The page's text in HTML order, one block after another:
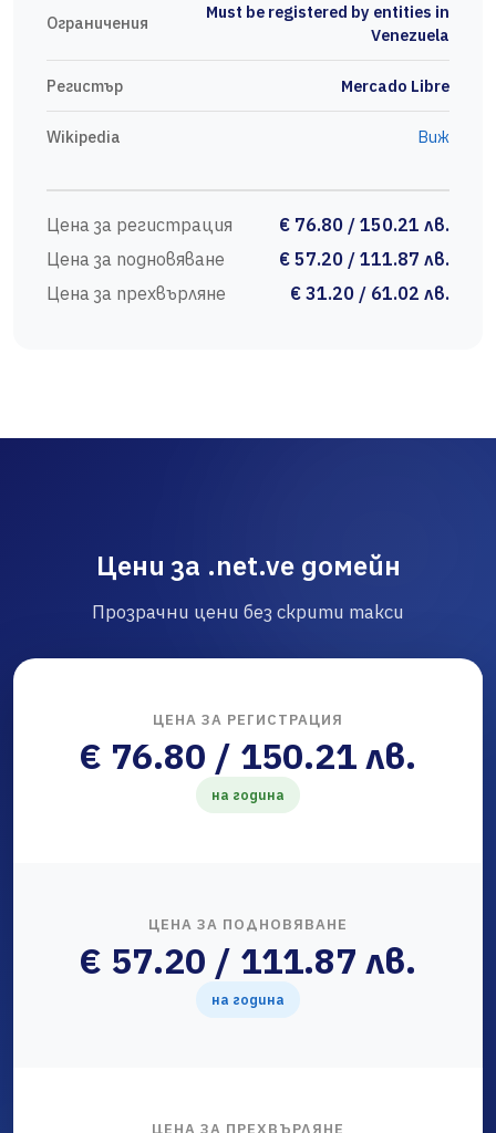
Ограничения
Must be registered by entities in
Venezuela
Регистър Mercado Libre
Wikipedia Виж
Цена за регистрация
€ 76.80 / 150.21 лв.
Цена за подновяване
€ 57.20 / 111.87 лв.
Цена за прехвърляне
€ 31.20 / 61.02 лв.
Цени за .net.ve домейн
Прозрачни цени без скрити такси
ЦЕНА ЗА РЕГИСТРАЦИЯ
€ 76.80 / 150.21 лв.
на година
ЦЕНА ЗА ПОДНОВЯВАНЕ
€ 57.20 / 111.87 лв.
на година